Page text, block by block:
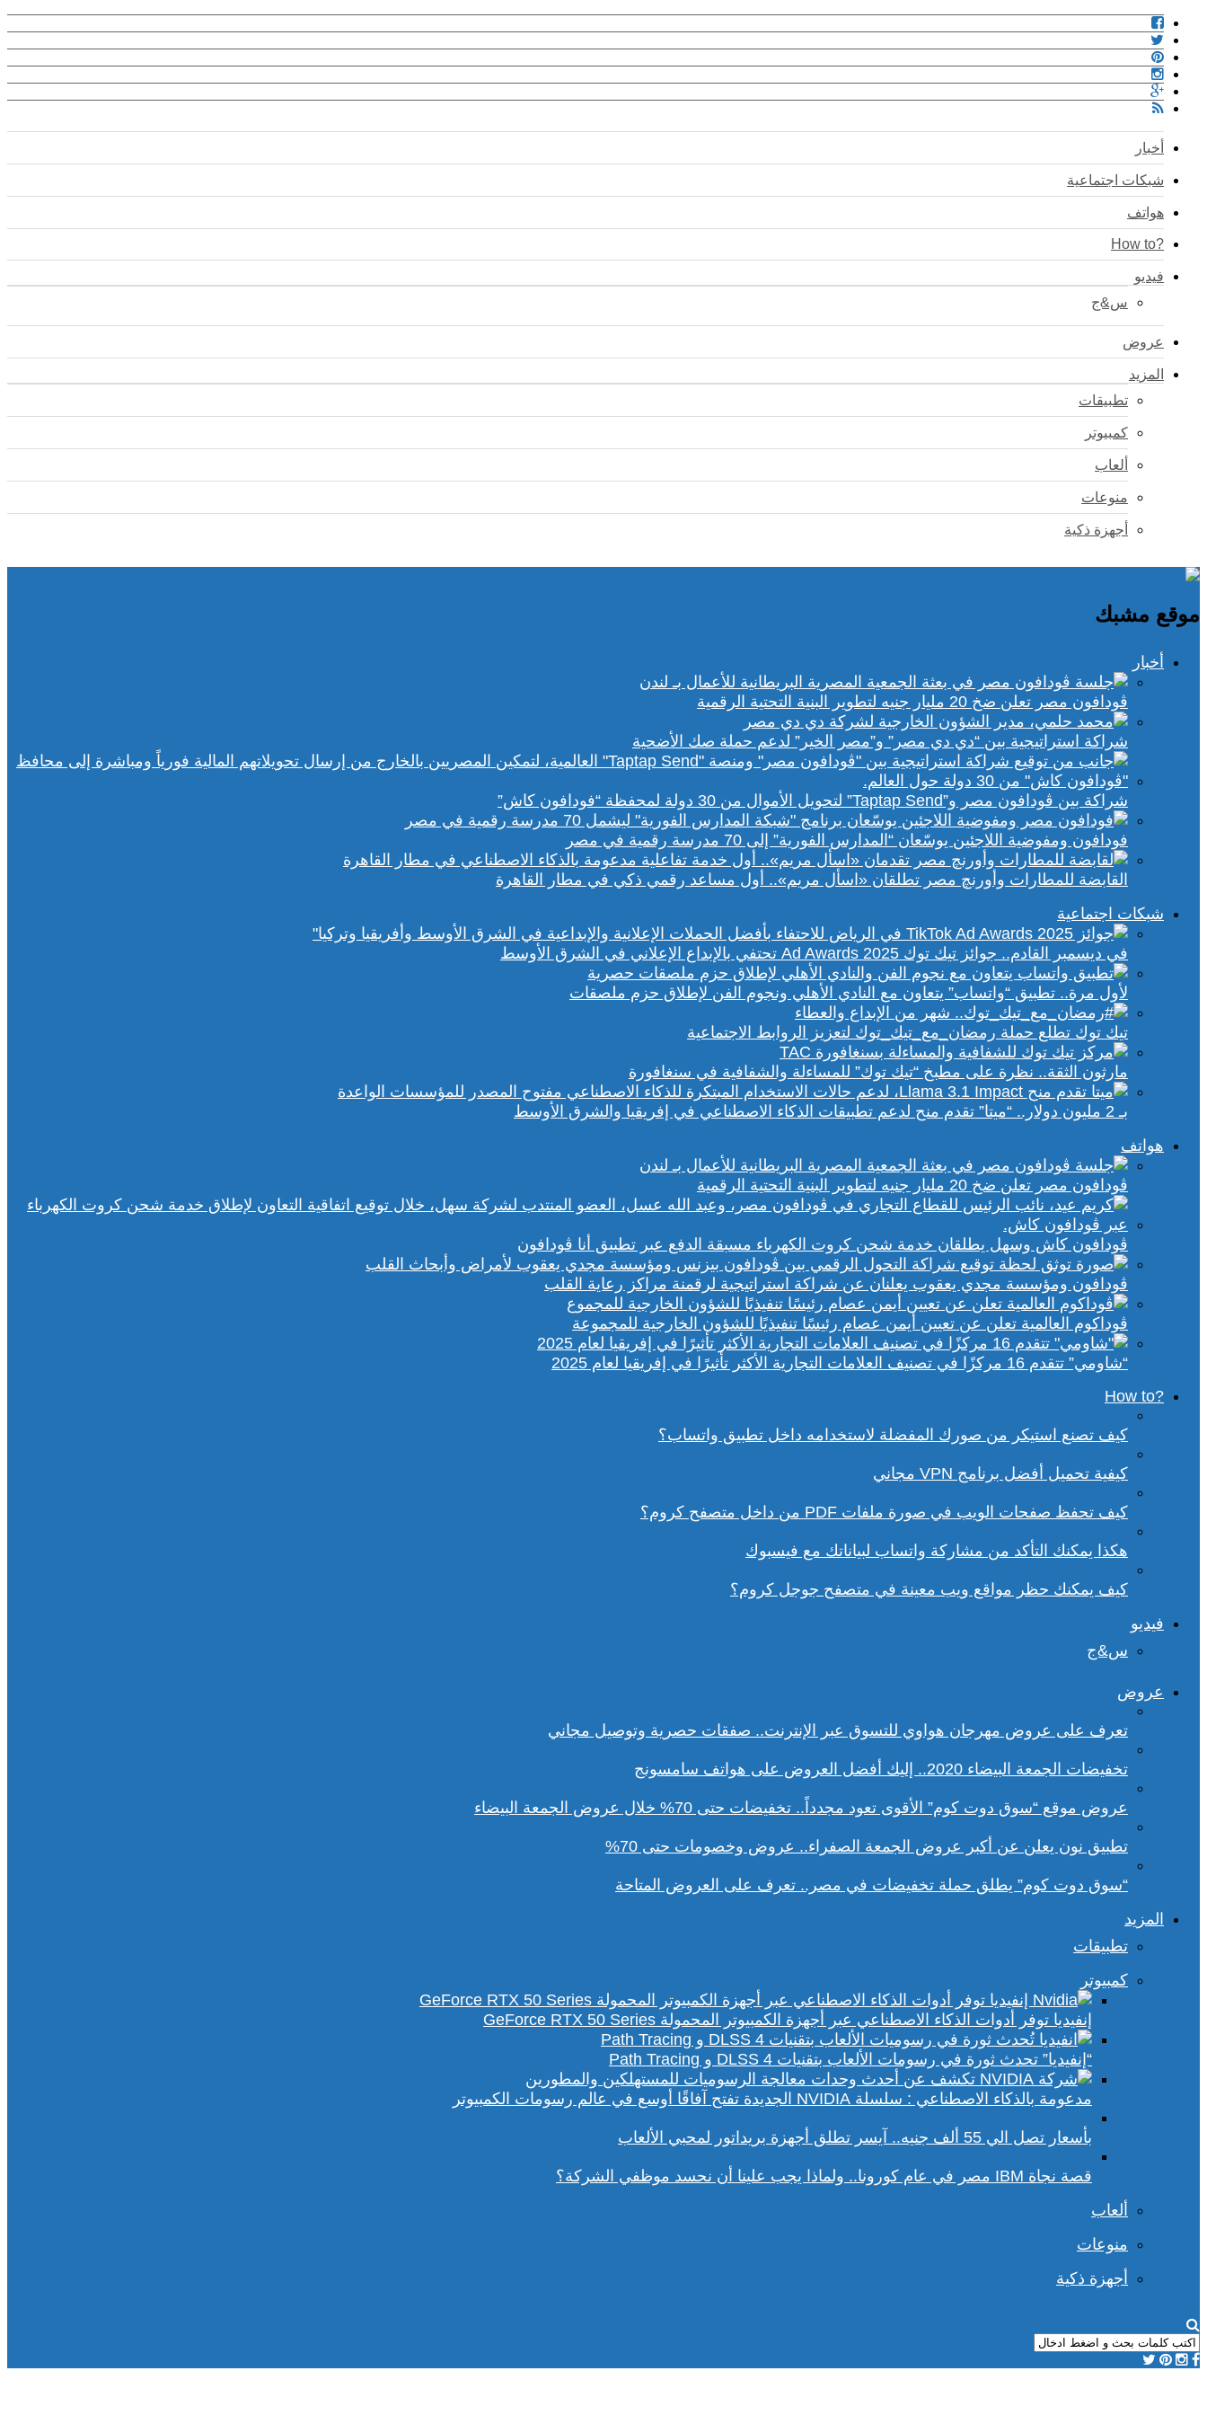
أخبار
شبكات اجتماعية
هواتف
?How to
فيديو
س&ج
عروض
المزيد
تطبيقات
كمبيوتر
ألعاب
منوعات
أجهزة ذكية
موقع مشبك
أخبار
ڤودافون مصر تعلن ضخ 20 مليار جنيه لتطوير البنية التحتية الرقمية
شراكة استراتيجية بين “دي دي مصر” و”مصر الخير” لدعم حملة صك الأضحية
شراكة بين ڤودافون مصر و”Taptap Send” لتحويل الأموال من 30 دولة لمحفظة “فودافون كاش”
فودافون ومفوضية اللاجئين يوسّعان “المدارس الفورية” إلى 70 مدرسة رقمية في مصر
القابضة للمطارات وأورنچ مصر تطلقان «اسأل مريم».. أول مساعد رقمي ذكي في مطار القاهرة
شبكات اجتماعية
في ديسمبر القادم.. جوائز تيك توك Ad Awards 2025 تحتفي بالإبداع الإعلاني في الشرق الأوسط
لأول مرة.. تطبيق “واتساب” يتعاون مع النادي الأهلي ونجوم الفن لإطلاق حزم ملصقات
تيك توك تطلع حملة رمضان_مع_تيك_توك لتعزيز الروابط الاجتماعية
مارثون الثقة.. نظرة على مطبخ “تيك توك” للمساءلة والشفافية في سنغافورة
بـ 2 مليون دولار.. “ميتا” تقدم منح لدعم تطبيقات الذكاء الاصطناعي في إفريقيا والشرق الأوسط
هواتف
ڤودافون مصر تعلن ضخ 20 مليار جنيه لتطوير البنية التحتية الرقمية
ڤودافون كاش وسهل يطلقان خدمة شحن كروت الكهرباء مسبقة الدفع عبر تطبيق أنا ڤودافون
ڤودافون ومؤسسة مجدي يعقوب يعلنان عن شراكة استراتيجية لرقمنة مراكز رعاية القلب
ڤوداكوم العالمية تعلن عن تعيين أيمن عصام رئيسًا تنفيذيًا للشؤون الخارجية للمجموعة
“شاومي” تتقدم 16 مركزًا في تصنيف العلامات التجارية الأكثر تأثيرًا في إفريقيا لعام 2025
?How to
كيف تصنع استيكر من صورك المفضلة لاستخدامه داخل تطبيق واتساب؟
كيفية تحميل أفضل برنامج VPN مجاني
كيف تحفظ صفحات الويب في صورة ملفات PDF من داخل متصفح كروم؟
هكذا يمكنك التأكد من مشاركة واتساب لبياناتك مع فيسبوك
كيف يمكنك حظر مواقع ويب معينة في متصفح جوجل كروم؟
فيديو
س&ج
عروض
تعرف على عروض مهرجان هواوي للتسوق عبر الإنترنت.. صفقات حصرية وتوصيل مجاني
تخفيضات الجمعة البيضاء 2020.. إليك أفضل العروض على هواتف سامسونج
عروض موقع “سوق دوت كوم” الأقوى تعود مجدداً.. تخفيضات حتى 70% خلال عروض الجمعة البيضاء
تطبيق نون يعلن عن أكبر عروض الجمعة الصفراء.. عروض وخصومات حتى 70%
“سوق دوت كوم” يطلق حملة تخفيضات في مصر.. تعرف على العروض المتاحة
المزيد
تطبيقات
كمبيوتر
إنفيديا توفر أدوات الذكاء الاصطناعي عبر أجهزة الكمبيوتر المحمولة GeForce RTX 50 Series
“إنفيديا” تحدث ثورة في رسومات الألعاب بتقنيات DLSS 4 و Path Tracing
مدعومة بالذكاء الاصطناعي : سلسلة NVIDIA الجديدة تفتح آفاقًا أوسع في عالم رسومات الكمبيوتر
بأسعار تصل الي 55 ألف جنيه.. آيسر تطلق أجهزة بريداتور لمحبي الألعاب
قصة نجاة IBM مصر في عام كورونا.. ولماذا يجب علينا أن نحسد موظفي الشركة؟
ألعاب
منوعات
أجهزة ذكية